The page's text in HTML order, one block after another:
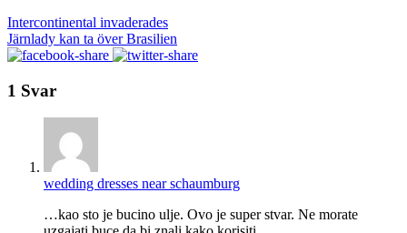
Intercontinental invaderades
Järnlady kan ta över Brasilien
1 Svar
wedding dresses near schaumburg
…kao sto je bucino ulje. Ovo je super stvar. Ne morate